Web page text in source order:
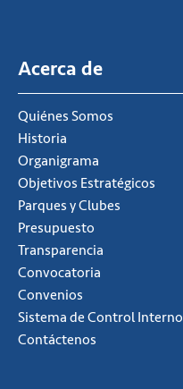
Acerca de
Quiénes Somos
Historia
Organigrama
Objetivos Estratégicos
Parques y Clubes
Presupuesto
Transparencia
Convocatoria
Convenios
Sistema de Control Interno
Contáctenos